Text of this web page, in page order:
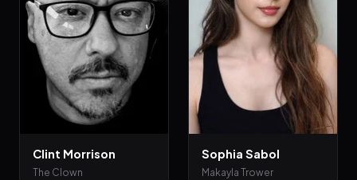
Clint Morrison
The Clown
Sophia Sabol
Makayla Trower